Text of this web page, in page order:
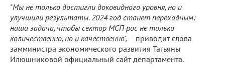
"Мы не только достигли доковидного уровня, но и
улучшили результаты. 2024 год станет переходным:
наша задача, чтобы сектор МСП рос не только
количественно, но и качественно", – приводит слова
замминистра экономического развития Татьяны
Илюшниковой официальный сайт департамента.